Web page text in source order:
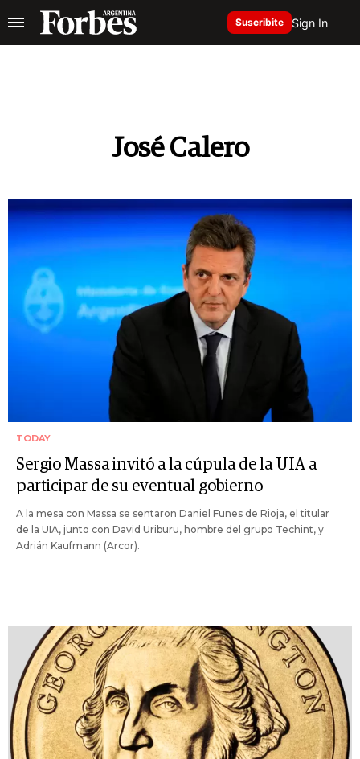
Suscribite Sign In
José Calero
TODAY
Sergio Massa invitó a la cúpula de la UIA a
participar de su eventual gobierno
A la mesa con Massa se sentaron Daniel Funes de Rioja, el titular
de la UIA, junto con David Uriburu, hombre del grupo Techint, y
Adrián Kaufmann (Arcor).